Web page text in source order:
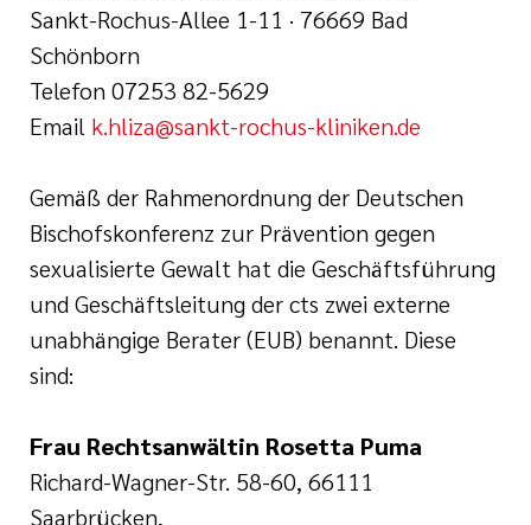
Sankt-Rochus-Allee 1-11 · 76669 Bad
Schönborn
Telefon 07253 82-5629
Email k.hliza@sankt-rochus-kliniken.de
Gemäß der Rahmenordnung der Deutschen
Bischofskonferenz zur Prävention gegen
sexualisierte Gewalt hat die Geschäftsführung
und Geschäftsleitung der cts zwei externe
unabhängige Berater (EUB) benannt. Diese
sind:
Frau Rechtsanwältin Rosetta Puma
Richard-Wagner-Str. 58-60, 66111
Saarbrücken,